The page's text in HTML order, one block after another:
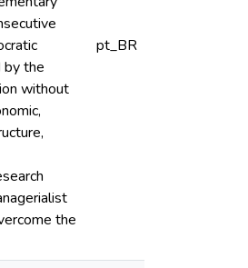
by the
without
the
pt_BR